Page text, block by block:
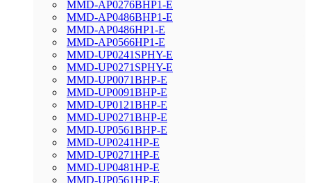
MMD-AP0276BHP1-E
MMD-AP0486BHP1-E
MMD-AP0486HP1-E
MMD-AP0566HP1-E
MMD-UP0241SPHY-E
MMD-UP0271SPHY-E
MMD-UP0071BHP-E
MMD-UP0091BHP-E
MMD-UP0121BHP-E
MMD-UP0271BHP-E
MMD-UP0561BHP-E
MMD-UP0241HP-E
MMD-UP0271HP-E
MMD-UP0481HP-E
MMD-UP0561HP-E